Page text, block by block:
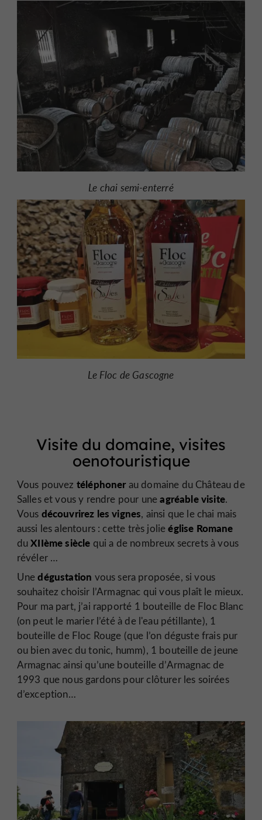
Le chai semi-enterré
Le Floc de Gascogne
Visite du domaine, visites
oenotouristique
Vous pouvez téléphonerau domaine du Château de
Salles et vous y rendre pour uneagréable visite.
Vous découvrirez les vignes, ainsi que le chai mais
aussi les alentours : cette très jolieéglise Romane
duXIIème siècle qui a de nombreux secrets à vous
révéler …
Unedégustation vous sera proposée, si vous
souhaitez choisir l’Armagnac qui vous plaît le mieux.
Pour ma part, j’ai rapporté 1 bouteille de Floc Blanc
(on peut le marier l’été à de l'eau pétillante), 1
bouteille de Floc Rouge (que l’on déguste frais pur
ou bien avec du tonic, humm), 1 bouteille de jeune
Armagnac ainsi qu’une bouteille d’Armagnac de
1993 que nous gardons pour clôturer les soirées
d’exception…